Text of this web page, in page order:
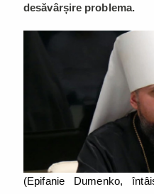
desăvârșire problema.
(Epifanie Dumenko,